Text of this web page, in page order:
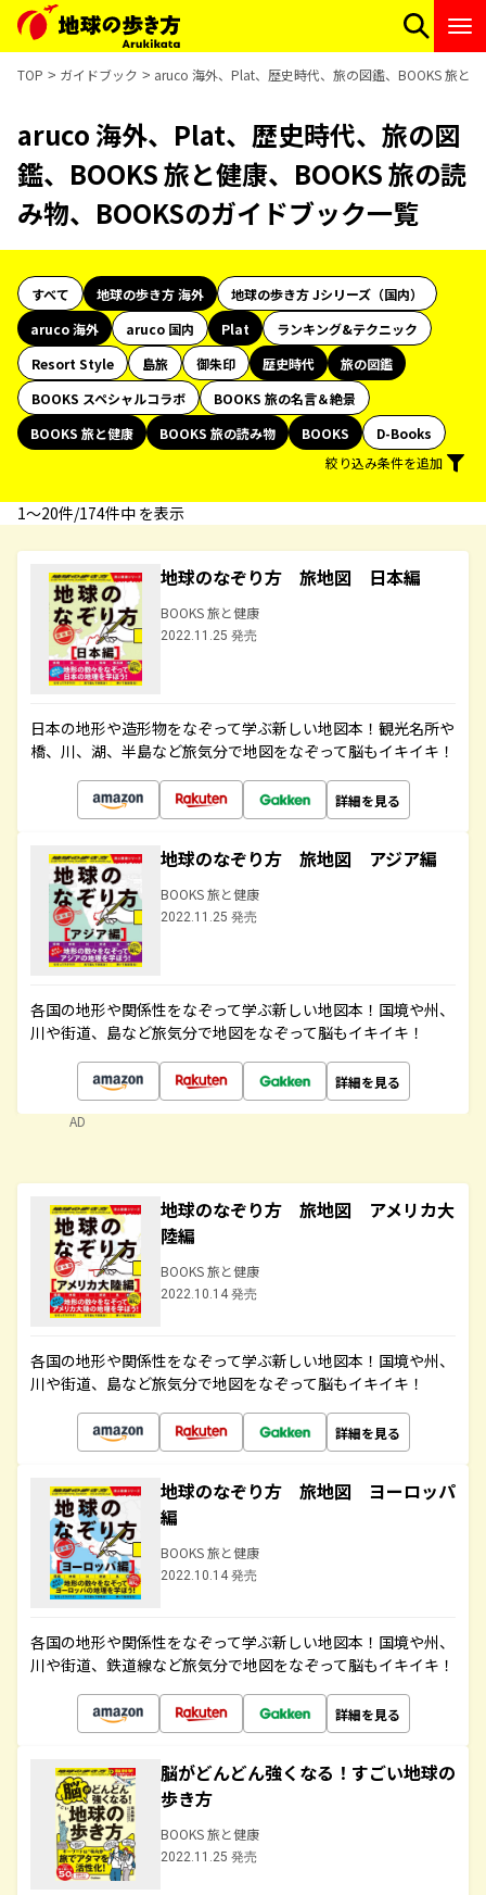
TOP ガイドブック aruco 海外、Plat、歴史時代、旅の図鑑、BOOKS 旅と
aruco 海外、Plat、歴史時代、旅の図
鑑、BOOKS 旅と健康、BOOKS 旅の読
み物、BOOKSのガイドブック一覧
すべて 地球の歩き方 海外
地球の歩き方 Jシリーズ（国内）
aruco 海外
aruco 国内 Plat
ランキング&テクニック
Resort Style
島旅 御朱印 歴史時代
旅の図鑑
BOOKS スペシャルコラボ
BOOKS 旅の名言＆絶景
BOOKS 旅と健康
BOOKS 旅の読み物 BOOKS
D-Books
絞り込み条件を追加
1〜20件/174件中 を表示
地球のなぞり方 旅地図 日本編
BOOKS 旅と健康
2022.11.25 発売
日本の地形や造形物をなぞって学ぶ新しい地図本！観光名所や
橋、川、湖、半島など旅気分で地図をなぞって脳もイキイキ！
詳細を見る
地球のなぞり方 旅地図 アジア編
BOOKS 旅と健康
2022.11.25 発売
各国の地形や関係性をなぞって学ぶ新しい地図本！国境や州、
川や街道、島など旅気分で地図をなぞって脳もイキイキ！
詳細を見る
AD
地球のなぞり方 旅地図 アメリカ大
陸編
BOOKS 旅と健康
2022.10.14 発売
各国の地形や関係性をなぞって学ぶ新しい地図本！国境や州、
川や街道、島など旅気分で地図をなぞって脳もイキイキ！
詳細を見る
地球のなぞり方 旅地図 ヨーロッパ
編
BOOKS 旅と健康
2022.10.14 発売
各国の地形や関係性をなぞって学ぶ新しい地図本！国境や州、
川や街道、鉄道線など旅気分で地図をなぞって脳もイキイキ！
詳細を見る
脳がどんどん強くなる！すごい地球の
歩き方
BOOKS 旅と健康
2022.11.25 発売